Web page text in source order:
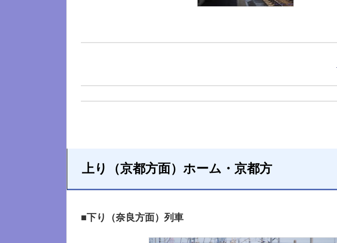
上り（京都方面）ホーム・京都方
■下り（奈良方面）列車